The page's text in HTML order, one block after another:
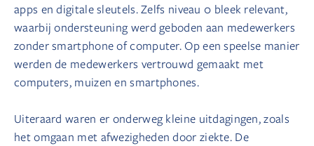
apps en digitale sleutels. Zelfs niveau 0 bleek relevant,
waarbij ondersteuning werd geboden aan medewerkers
zonder smartphone of computer. Op een speelse manier
werden de medewerkers vertrouwd gemaakt met
computers, muizen en smartphones.
Uiteraard waren er onderweg kleine uitdagingen, zoals
het omgaan met afwezigheden door ziekte. De